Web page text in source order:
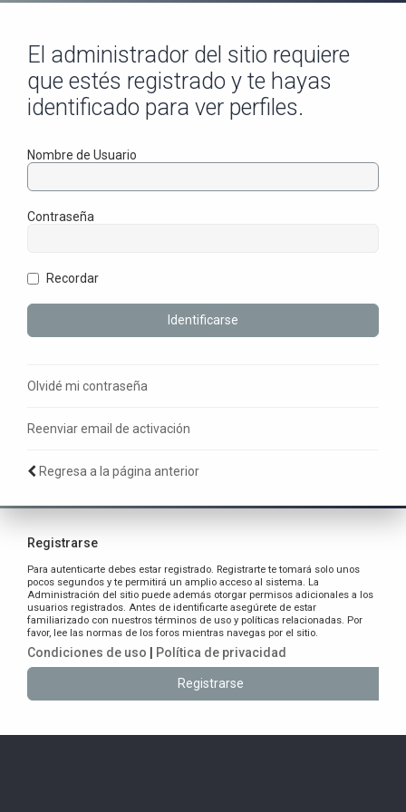
El administrador del sitio requiere
que estés registrado y te hayas
identificado para ver perfiles.
Nombre de Usuario
Contraseña
Recordar
Olvidé mi contraseña
Reenviar email de activación
Regresa a la página anterior
Registrarse
Para autenticarte debes estar registrado. Registrarte te tomará solo unos
pocos segundos y te permitirá un amplio acceso al sistema. La
Administración del sitio puede además otorgar permisos adicionales a los
usuarios registrados. Antes de identificarte asegúrete de estar
familiarizado con nuestros términos de uso y políticas relacionadas. Por
favor, lee las normas de los foros mientras navegas por el sitio.
Condiciones de uso Política de privacidad
Registrarse